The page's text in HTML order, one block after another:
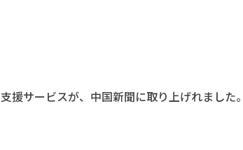
援サービスが、中国新聞に取り上げれました。